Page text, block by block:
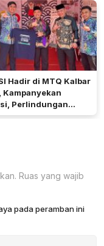
Hadir di MTQ Kalbar
Kampanyekan
Perlindungan
Wajib Belajar 13
Ruas yang wajib
pada peramban ini